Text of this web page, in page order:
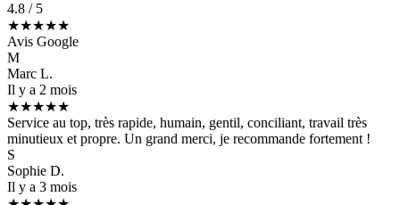
4.8 / 5
★★★★★
Avis Google
M
Marc L.
Il y a 2 mois
★★★★★
Service au top, très rapide, humain, gentil, conciliant, travail très
minutieux et propre. Un grand merci, je recommande fortement !
S
Sophie D.
Il y a 3 mois